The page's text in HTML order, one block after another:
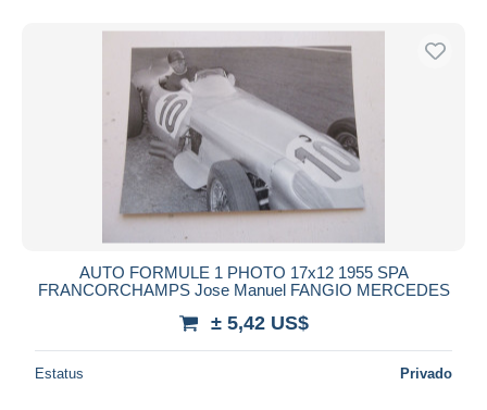
AUTO FORMULE 1 PHOTO 17x12 1955 SPA
FRANCORCHAMPS Jose Manuel FANGIO MERCEDES
± 5,42 US$
Estatus Privado